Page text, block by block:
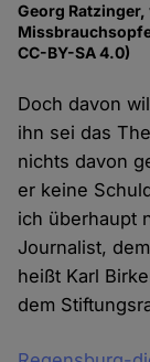
Georg
CC-BY-SA 4.0)
Doch davon
ihn sei das
nichts davon
er keine
ich überhaupt
Journalist,
heißt Karl
dem